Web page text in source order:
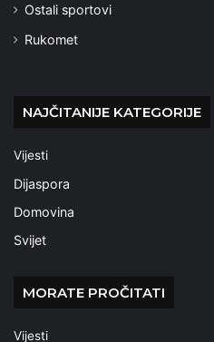
Ostali sportovi
Rukomet
NAJČITANIJE KATEGORIJE
Vijesti
Dijaspora
Domovina
Svijet
MORATE PROČITATI
Vijesti